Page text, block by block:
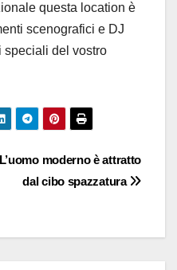
questa location è
scenografici e DJ
speciali del vostro
L’uomo moderno è attratto
dal cibo spazzatura